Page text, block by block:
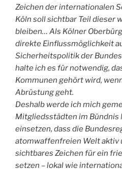
Zeichen der internationalen
Köln soll sichtbar Teil dieser
bleiben… Als Kölner
direkte Einflussmöglichkeit
Sicherheitspolitik der
halte ich es für notwendig,
Kommunen gehört wird,
Abrüstung geht.
Deshalb werde ich mich
Mitgliedsstädten im Bündnis
einsetzen, dass die
atomwaffenfreien Welt
sichtbares Zeichen für ein
setzen – lokal wie